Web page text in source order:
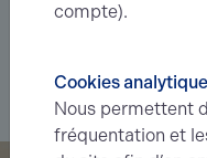
nouvelles offres en
Je souhaite
compte).
Cookies
Nous permettent
fréquentation et